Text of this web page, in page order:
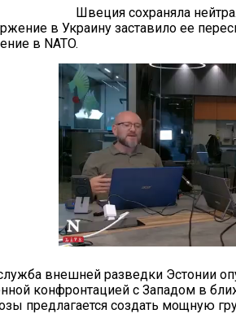
Швеция сохраняла
в Украину заставило ее
в NATO.
внешней разведки Эстонии
конфронтацией с Западом в
предлагается создать мощную